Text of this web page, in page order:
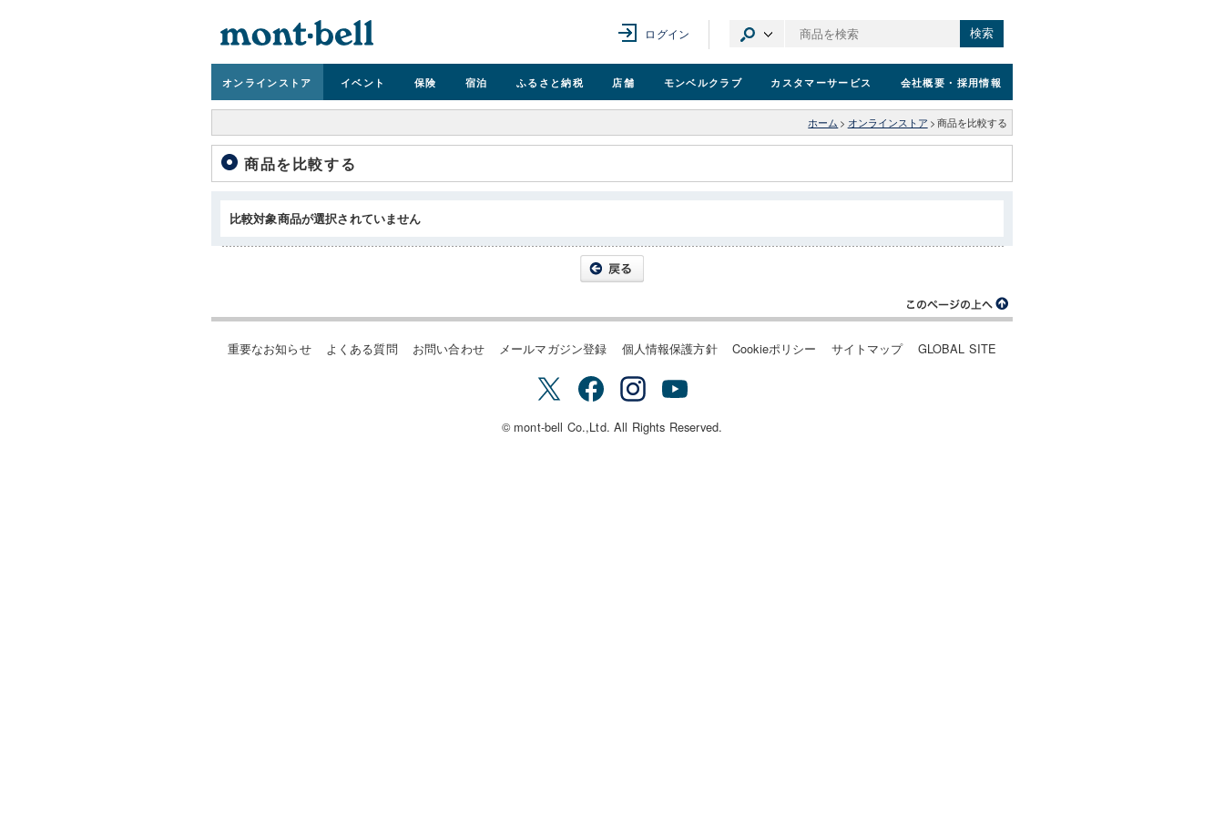
ログイン 検索
オンラインストア イベント 保険 宿泊 ふるさと納税 店舗 モンベルクラブ カスタマーサービス 会社概要 ・採用情報
ホーム > オンラインストア > 商品を比較する
商品を比較する
比較対象商品が選択されていません
重要なお知らせ よくある質問 お問い合わせ メールマガジン登録 個人情報保護方針 Cookieポリシー サイトマップ GLOBAL SITE
© mont-bell Co.,Ltd. All Rights Reserved.